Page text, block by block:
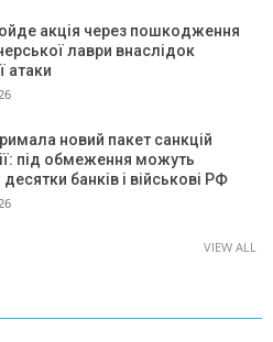
акція через пошкодження
лаври внаслідок
атаки
новий пакет санкцій
під обмеження можуть
банків і військові РФ
VIEW ALL